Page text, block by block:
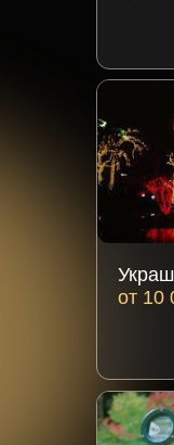
от 10